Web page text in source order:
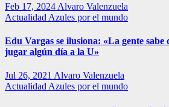
Feb 17, 2024 Alvaro Valenzuela
Actualidad Azules por el mundo
Edu Vargas se ilusiona: «La gente sabe
jugar algún día a la U»
Jul 26, 2021 Alvaro Valenzuela
Actualidad Azules por el mundo